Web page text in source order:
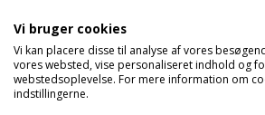
Vi bruger cookies
Vi kan placere disse til analyse af vores
vores websted, vise personaliseret indhold og
webstedsoplevelse. For mere information om
indstillingerne.